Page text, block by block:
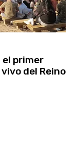
primer
del Reino